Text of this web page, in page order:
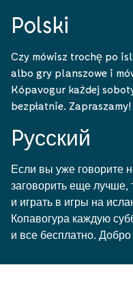
Polski
Czy mówisz trochę po
albo gry planszowe i
Kópavogur każdej
bezpłatnie. Zapraszamy!
Pусский
Если вы уже говорите
заговорить еще лучше,
и играть в игры на
Копавогура каждую
и все бесплатно.